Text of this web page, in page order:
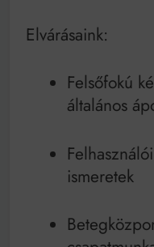
Elvárásaink:
Felsőfokú
általános
ismeretek